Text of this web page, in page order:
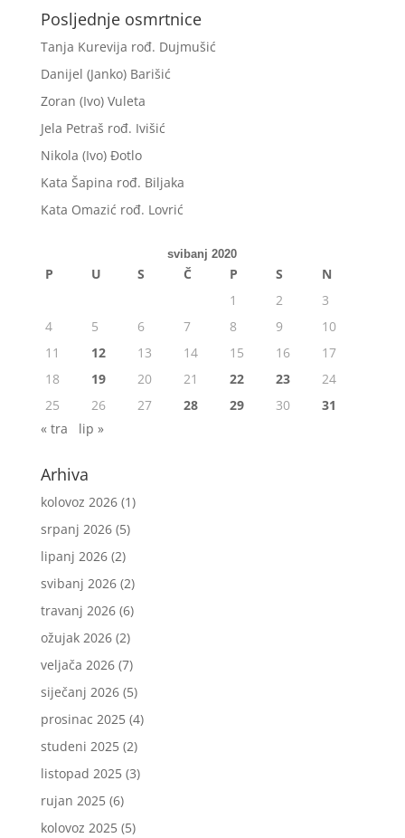
Posljednje osmrtnice
Tanja Kurevija rođ. Dujmušić
Danijel (Janko) Barišić
Zoran (Ivo) Vuleta
Jela Petraš rođ. Ivišić
Nikola (Ivo) Đotlo
Kata Šapina rođ. Biljaka
Kata Omazić rođ. Lovrić
svibanj 2020
P U S Č P S
N
1
2
3
4
5 6 7 8 9
10
11
12 13 14 15 16
17
18
19 20 21 22 23
24
25
26 27 28 29 30
31
« tra
lip »
Arhiva
kolovoz 2026(1)
srpanj 2026(5)
lipanj 2026(2)
svibanj 2026(2)
travanj 2026(6)
ožujak 2026(2)
veljača 2026(7)
siječanj 2026(5)
prosinac 2025(4)
studeni 2025(2)
listopad 2025(3)
rujan 2025(6)
kolovoz 2025(5)